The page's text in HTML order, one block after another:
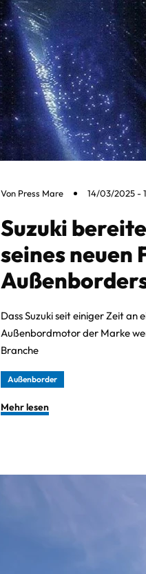
Von Press Mare 14/03/2025 -
Suzuki
seines neuen
Dass Suzuki seit einiger Zeit an
Außenbordmotor der Marke
Branche
Außenborder
Mehr lesen